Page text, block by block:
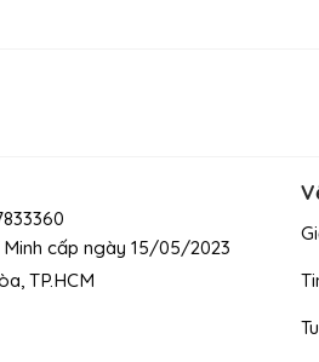
cấp ngày 15/05/2023
TP.HCM